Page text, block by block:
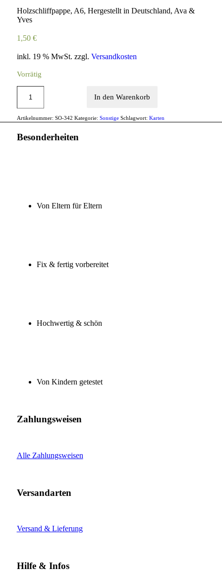
Holzschliffpappe, A6, Hergestellt in Deutschland, Ava &
Yves
1,50 €
inkl. 19 % MwSt. zzgl. Versandkosten
Vorrätig
In den Warenkorb
Artikelnummer: SO-342 Kategorie: Sonstige Schlagwort: Karten
Besonderheiten
Von Eltern für Eltern
Fix & fertig vorbereitet
Hochwertig & schön
Von Kindern getestet
Zahlungsweisen
Alle Zahlungsweisen
Versandarten
Versand & Lieferung
Hilfe & Infos